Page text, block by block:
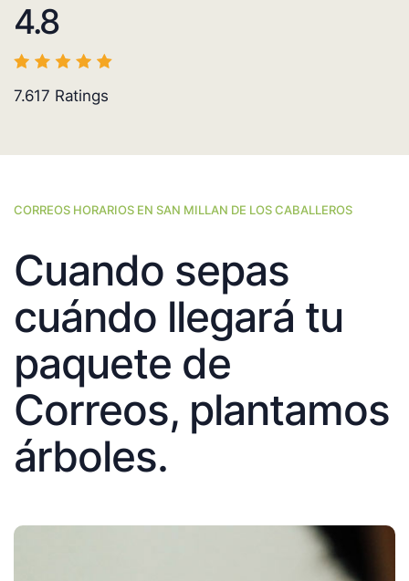
4.8
7.617 Ratings
CORREOS HORARIOS EN SAN MILLAN DE LOS CABALLEROS
Cuando sepas
cuándo llegará tu
paquete de
Correos, plantamos
árboles.